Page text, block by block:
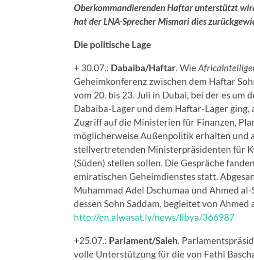
Oberkommandierenden Haftar unterstützt
hat der LNA-Sprecher Mismari dies
Die politische Lage
+ 30.07.: Dabaiba/Haftar . Wie
Geheimkonferenz zwischen dem Haftar
vom 20. bis 23. Juli in Dubai, bei der es um
Dabaiba-Lager und dem Haftar-Lager
Zugriff auf die Ministerien für Finanzen,
möglicherweise Außenpolitik erhalten und
stellvertretenden Ministerpräsidenten für
(Süden) stellen sollen. Die Gespräche
emiratischen Geheimdienstes statt.
Muhammad Adel Dschumaa und Ahmed
dessen Sohn Saddam, begleitet von Ahmed
http://en.alwasat.ly/news/libya/366987
+25.07.: Parlament/Saleh .
volle Unterstützung für die von Fathi